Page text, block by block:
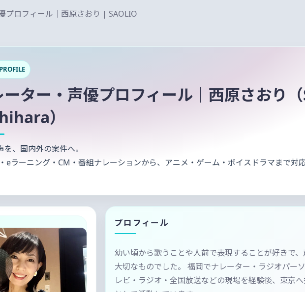
プロフィール｜西原さおり | SAOLIO
ーター・声優プロフィール｜西原さおり
）
を、国内外の案件へ。
eラーニング・CM・番組ナレーションから、アニメ・ゲーム・ボイスドラマまで対
プロフィール
幼い頃から歌うことや人前で表現することが好きで
大切なものでした。 福岡でナレーター・ラジオパー
レビ・ラジオ・全国放送などの現場を経験後、東京